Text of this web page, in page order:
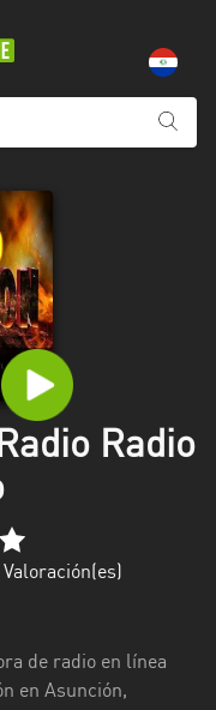
Radio
Valoración(es)
de radio en línea
en Asunción,